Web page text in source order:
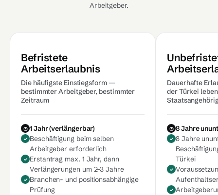
Arbeitgeber.
Befristete
Arbeitserlaubnis
Die häufigste Einstiegsform —
bestimmter Arbeitgeber, bestimmter
Zeitraum
1 Jahr (verlängerbar)
Beschäftigung beim selben
Arbeitgeber erforderlich
Erstantrag max. 1 Jahr, dann
Verlängerungen um 2–3 Jahre
Branchen- und positionsabhängige
Prüfung
Dauerhafte
der Türkei
8 Jahre
8 Jahre
Türkei